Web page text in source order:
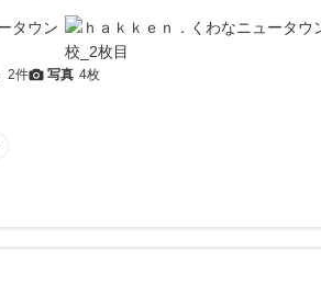
2件 写真 4枚